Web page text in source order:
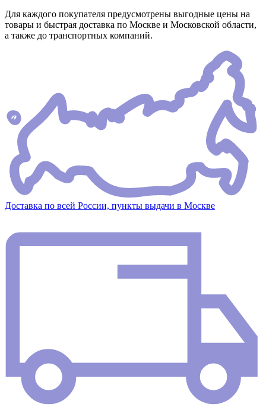
Для каждого покупателя предусмотрены выгодные цены на
товары и быстрая доставка по Москве и Московской области,
а также до транспортных компаний.
Доставка по всей России, пункты выдачи в Москве